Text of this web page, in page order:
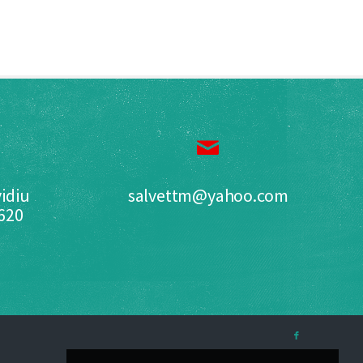
salvettm@yahoo.com